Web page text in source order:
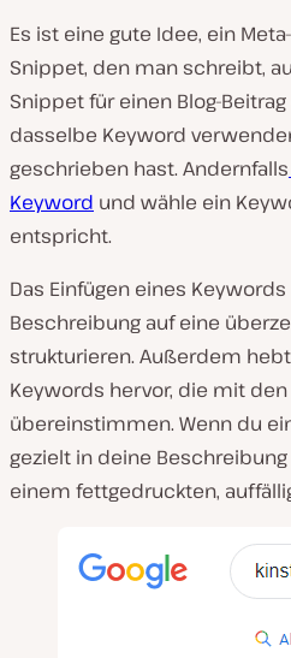
Es ist eine gute Idee, ein
Snippet, den man schreibt,
Snippet für einen Blog-
dasselbe Keyword
geschrieben hast. Andernfalls
Keyword und wähle ein
entspricht.
Das Einfügen eines
Beschreibung auf eine
strukturieren. Außerdem
Keywords hervor, die mit
übereinstimmen. Wenn du
gezielt in deine
einem fettgedruckten,